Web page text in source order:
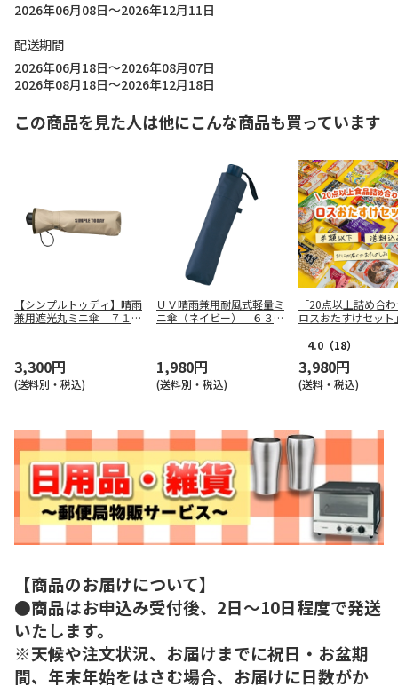
2026年06月08日～2026年12月11日
配送期間
2026年06月18日～2026年08月07日
2026年08月18日～2026年12月18日
この商品を見た人は他にこんな商品も買っています
【シンプルトゥディ】晴雨
兼用遮光丸ミニ傘 ７１９
3,300円
(送料別・税込)
ＵＶ晴雨兼用耐風式軽量ミ
ニ傘（ネイビー） ６３３
1,980円
(送料別・税込)
「20点以上詰め合
ロスおたすけセット
4.0 （18）
3,980円
(送料・税込)
【商品のお届けについて】
●商品はお申込み受付後、2日～10日程度で発送
いたします。
※天候や注文状況、お届けまでに祝日・お盆期
間、年末年始をはさむ場合、お届けに日数がか